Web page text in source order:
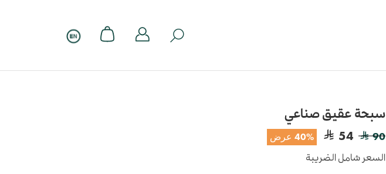
سبحة عقيق صناعي
90
54 40% عرض
السعر شامل الضريبة